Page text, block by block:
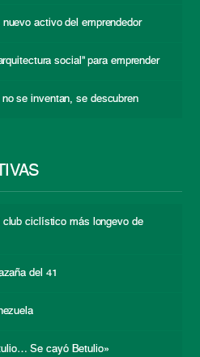
activo del emprendedor
social” para emprender
se inventan, se descubren
club ciclístico más longevo de
del 41
Se cayó Betulio»